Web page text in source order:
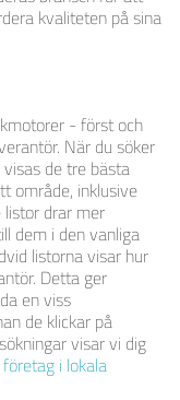
kvaliteten på sina
- först och
När du söker
de tre bästa
område, inklusive
listor drar mer
dem i den vanliga
listorna visar hur
Detta ger
en viss
de klickar på
visar vi dig
företag i lokala